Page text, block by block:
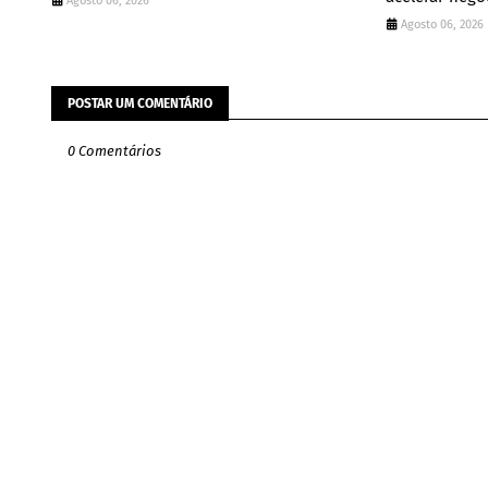
Agosto 06, 2026
POSTAR UM COMENTÁRIO
0 Comentários